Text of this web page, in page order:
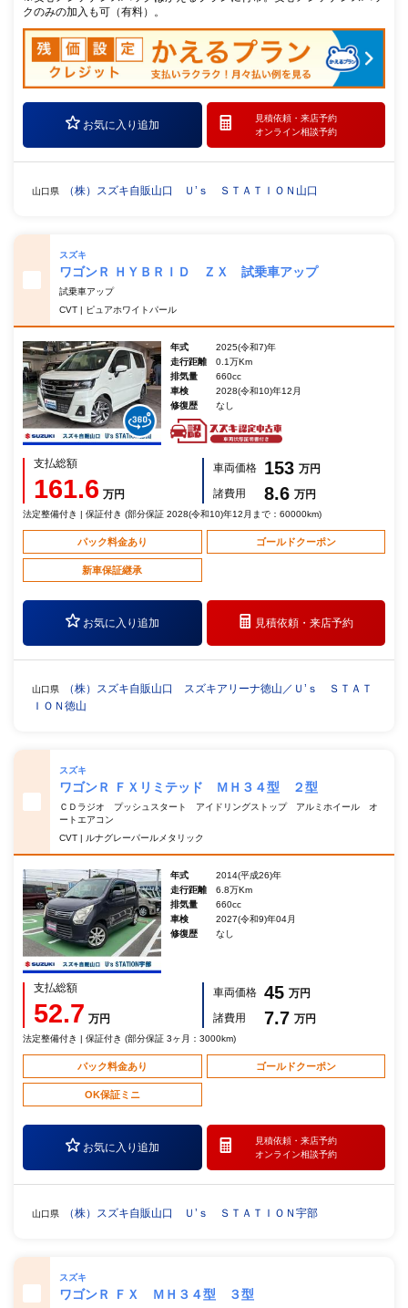
クのみの加入も可（有料）。
お気に入り追加
見積依頼・ 来店予約
オンライン相談予約
山口県 （株）スズキ自販山口 Ｕ’ｓ ＳＴＡＴＩＯＮ山口
スズキ
ワゴンＲ ＨＹＢＲＩＤ ＺＸ 試乗車アップ
試乗車アップ
CVT | ピュアホワイトパール
年式
2025(令和7)年
走行距離
0.1万Km
排気量
660cc
車検
2028(令和10)年12月
修復歴
なし
支払総額
161.6 万円
車両価格 153 万円
諸費用
8.6 万円
法定整備付き | 保証付き (部分保証 2028(令和10)年12月まで：60000km)
パック料金あり ゴールドクーポン
新車保証継承
お気に入り追加 見積依頼・来店予約
山口県
（株）スズキ自販山口 スズキアリーナ徳山／Ｕ’ｓ ＳＴＡＴ
ＩＯＮ徳山
スズキ
ワゴンＲ ＦＸリミテッド ＭＨ３４型 ２型
ＣＤラジオ プッシュスタート アイドリングストップ アルミホイール オ
ートエアコン
CVT | ルナグレーパールメタリック
年式
2014(平成26)年
走行距離
6.8万Km
排気量
660cc
車検
2027(令和9)年04月
修復歴
なし
支払総額
52.7 万円
車両価格 45 万円
諸費用
7.7 万円
法定整備付き | 保証付き (部分保証 3ヶ月：3000km)
パック料金あり ゴールドクーポン
OK保証ミニ
お気に入り追加
見積依頼・ 来店予約
オンライン相談予約
山口県 （株）スズキ自販山口 Ｕ’ｓ ＳＴＡＴＩＯＮ宇部
スズキ
ワゴンＲ ＦＸ ＭＨ３４型 ３型